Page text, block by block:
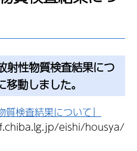
射性物質検査結果につ
動しました。
質検査結果について」
eishi/housya/